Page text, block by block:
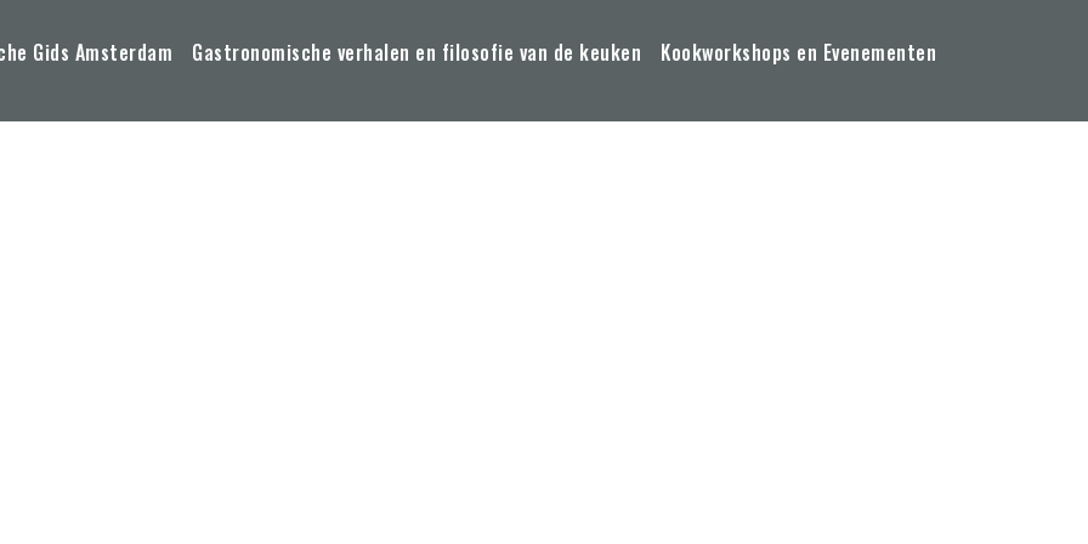
Gids Amsterdam Gastronomische verhalen en filosofie van de keuken Kookworkshops en Evenementen